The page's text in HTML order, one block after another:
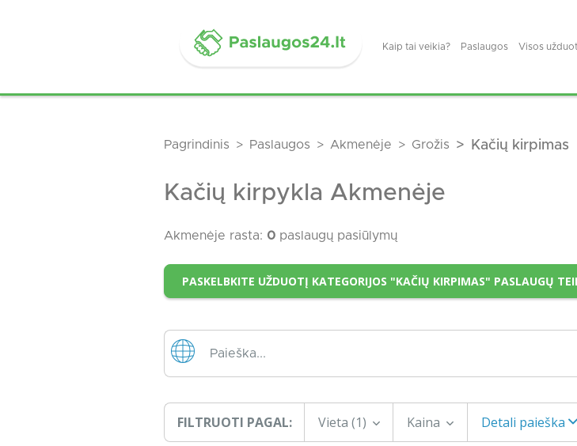
Kaip tai veikia? Paslaugos Visos
Pagrindinis Paslaugos Akmenėje Grožis Kačių kirpimas
Kačių kirpykla Akmenėje
Akmenėje rasta: 0 paslaugų pasiūlymų
PASKELBKITE UŽDUOTĮ KATEGORIJOS "KAČIŲ KIRPIMAS" PASLAUGŲ
FILTRUOTI PAGAL: Vieta (1) Kaina Detali paieška